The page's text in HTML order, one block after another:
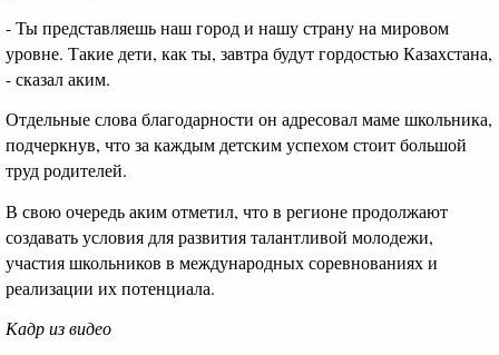
- Ты представляешь наш город и нашу страну на мировом
уровне. Такие дети, как ты, завтра будут гордостью Казахстана,
- сказал аким.
Отдельные слова благодарности он адресовал маме школьника,
подчеркнув, что за каждым детским успехом стоит большой
труд родителей.
В свою очередь аким отметил, что в регионе продолжают
создавать условия для развития талантливой молодежи,
участия школьников в международных соревнованиях и
реализации их потенциала.
Кадр из видео